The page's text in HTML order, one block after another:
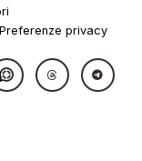
privacy